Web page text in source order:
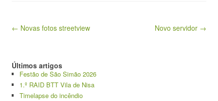
Navegação de artigos
← Novas fotos streetview Novo servidor →
Últimos artigos
Festão de São Simão 2026
1.º RAID BTT Vila de Nisa
Timelapse do incêndio